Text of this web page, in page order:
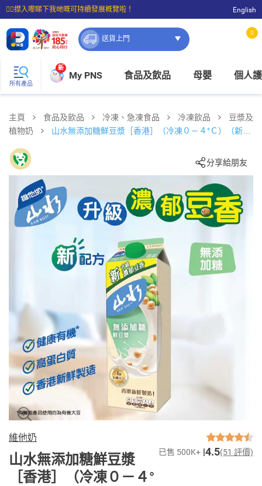
☝🏼㩒入嚟睇下我哋嘅可持續發展概覽啦！
⭐購物滿$399即享免費送貨；滿$100即可免費店取。
English
送貨上門
0
所有產品
新
My PNS 食品及飲品 母嬰 個人
主頁 食品及飲品 冷凍、急凍食品 冷凍飲品
豆漿及
植物奶
山水無添加糖鮮豆漿［香港］（冷凍０－４°Ｃ）（新舊
分享給朋友
維他奶
山水無添加糖鮮豆漿
［香港］（冷凍０－４°
已售 500K+ 4.5(51 評價)